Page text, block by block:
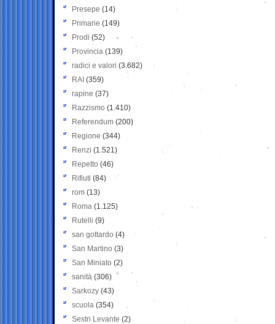
Presepe (14)
Primarie (149)
Prodi (52)
Provincia (139)
radici e valori (3.682)
RAI (359)
rapine (37)
Razzismo (1.410)
Referendum (200)
Regione (344)
Renzi (1.521)
Repetto (46)
Rifiuti (84)
rom (13)
Roma (1.125)
Rutelli (9)
san gottardo (4)
San Martino (3)
San Miniato (2)
sanità (306)
Sarkozy (43)
scuola (354)
Sestri Levante (2)